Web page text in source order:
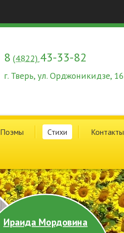
8 (4822) 43-33-82
г. Тверь, ул. Орджоникидзе, 16
Поэмы Стихи Контакты
Ираида Мордовина